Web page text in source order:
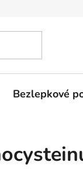
Bezlepkové